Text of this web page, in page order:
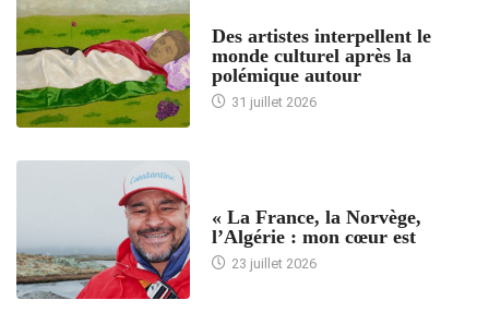
Des artistes interpellent le
monde culturel après la
polémique autour
31 juillet 2026
« La France, la Norvège,
l’Algérie : mon cœur est
23 juillet 2026